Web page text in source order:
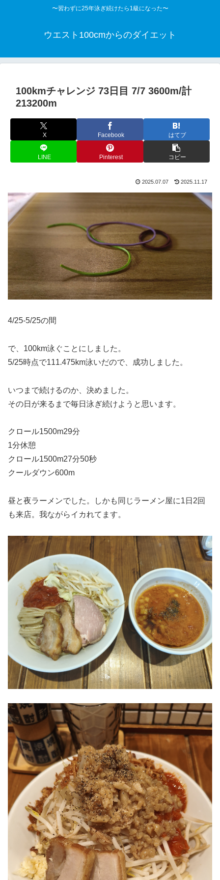
〜習わずに25年泳ぎ続けたら1級になった〜
ウエスト100cmからのダイエット
100kmチャレンジ 73日目 7/7 3600m/計
213200m
X Facebook はてブ
LINE Pinterest コピー
2025.07.07 2025.11.17
4/25-5/25の間
で、100km泳ぐことにしました。
5/25時点で111.475km泳いだので、成功しました。
いつまで続けるのか、決めました。
その日が来るまで毎日泳ぎ続けようと思います。
クロール1500m29分
1分休憩
クロール1500m27分50秒
クールダウン600m
昼と夜ラーメンでした。しかも同じラーメン屋に1日2回
も来店。我ながらイカれてます。